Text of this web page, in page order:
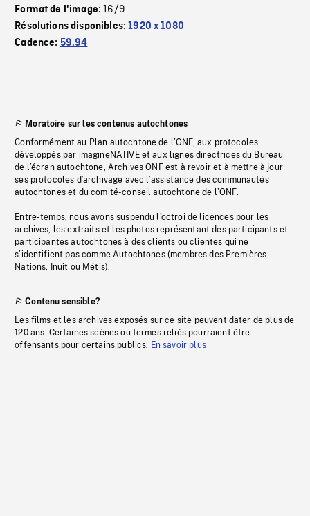
Format de l'image:16/9
Résolutions disponibles:1920 x 1080
Cadence: 59.94
Moratoire sur les contenus autochtones
Conformément au Plan autochtone de l’ONF, aux protocoles
développés par imagineNATIVE et aux lignes directrices du Bureau
de l’écran autochtone, Archives ONF est à revoir et à mettre à jour
ses protocoles d’archivage avec l’assistance des communautés
autochtones et du comité-conseil autochtone de l’ONF.
Entre-temps, nous avons suspendu l’octroi de licences pour les
archives, les extraits et les photos représentant des participants et
participantes autochtones à des clients ou clientes qui ne
s’identifient pas comme Autochtones (membres des Premières
Nations, Inuit ou Métis).
Contenu sensible?
Les films et les archives exposés sur ce site peuvent dater de plus de
120 ans. Certaines scènes ou termes reliés pourraient être
offensants pour certains publics. En savoir plus